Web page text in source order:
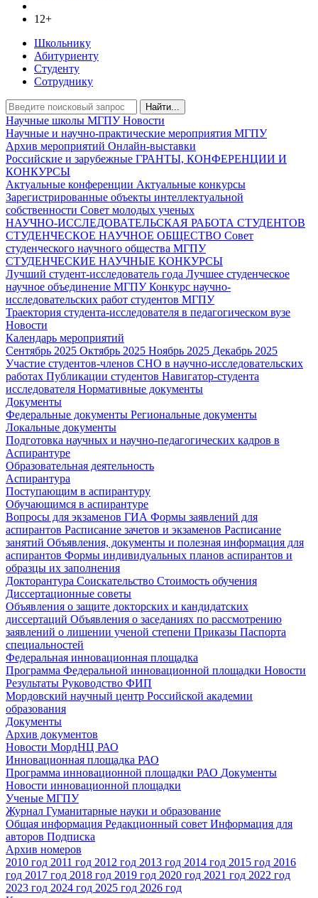
12+
Школьнику
Абитуриенту
Студенту
Сотруднику
Найти...
Научные школы МГПУНовости
Научные и научно-практические мероприятия МГПУ
Архив мероприятий Онлайн-выставки
Российские и зарубежные ГРАНТЫ, КОНФЕРЕНЦИИ И
КОНКУРСЫ
Актуальные конференции Актуальные конкурсы
Зарегистрированные объекты интеллектуальной
собственности Совет молодых ученых
НАУЧНО-ИССЛЕДОВАТЕЛЬСКАЯ РАБОТА СТУДЕНТОВ
СТУДЕНЧЕСКОЕ НАУЧНОЕ ОБЩЕСТВО Совет
студенческого научного общества МГПУ
СТУДЕНЧЕСКИЕ НАУЧНЫЕ КОНКУРСЫ
Лучший студент-исследователь года Лучшее студенческое
научное объединение МГПУКонкурс научно-
исследовательских работ студентов МГПУ
Траектория студента-исследователя в педагогическом вузе
Новости
Календарь мероприятий
Сентябрь 2025 Октябрь 2025 Ноябрь 2025 Декабрь 2025
Участие студентов-членов СНО в научно-исследовательских
работах Публикации студентов Навигатор-студента
исследователя Нормативные документы
Документы
Федеральные документы Региональные документы
Локальные документы
Подготовка научных и научно-педагогических кадров в
Аспирантуре
Образовательная деятельность
Аспирантура
Поступающим в аспирантуру
Обучающимся в аспирантуре
Вопросы для экзаменов ГИА Формы заявлений для
аспирантов Расписание зачетов и экзаменов Расписание
занятий Объявления, документы и полезная информация для
аспирантов Формы индивидуальных планов аспирантов и
образцы их заполнения
Докторантура Соискательство Стоимость обучения
Диссертационные советы
Объявления о защите докторских и кандидатских
диссертаций Объявления о заседаниях по рассмотрению
заявлений о лишении ученой степени Приказы Паспорта
специальностей
Федеральная инновационная площадка
Программа Федеральной инновационной площадки Новости
Результаты Руководство ФИП
Мордовский научный центр Российской академии
образования
Документы
Архив документов
Новости МордНЦ РАО
Инновационная площадка РАО
Программа инновационной площадки РАО Документы
Новости инновационной площадки
Ученые МГПУ
Журнал Гуманитарные науки и образование
Общая информация Редакционный совет Информация для
авторов Подписка
Архив номеров
2010 год 2011 год 2012 год 2013 год 2014 год 2015 год 2016
год 2017 год 2018 год 2019 год 2020 год 2021 год 2022 год
2023 год 2024 год 2025 год 2026 год